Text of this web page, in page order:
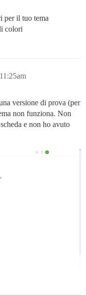
per il tuo tema
colori
versione di prova (per
non funziona. Non
e non ho avuto